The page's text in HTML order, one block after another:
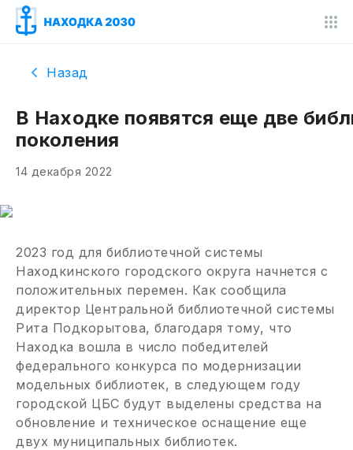
Назад
В Находке появятся еще две
поколения
14 декабря 2022
2023 год для библиотечной системы
Находкинского городского округа начнется с
положительных перемен. Как сообщила
директор Центральной библиотечной системы
Рита Подкорытова, благодаря тому, что
Находка вошла в число победителей
федерального конкурса по модернизации
модельных библиотек, в следующем году
городской ЦБС будут выделены средства на
обновление и техническое оснащение еще
двух муниципальных библиотек.